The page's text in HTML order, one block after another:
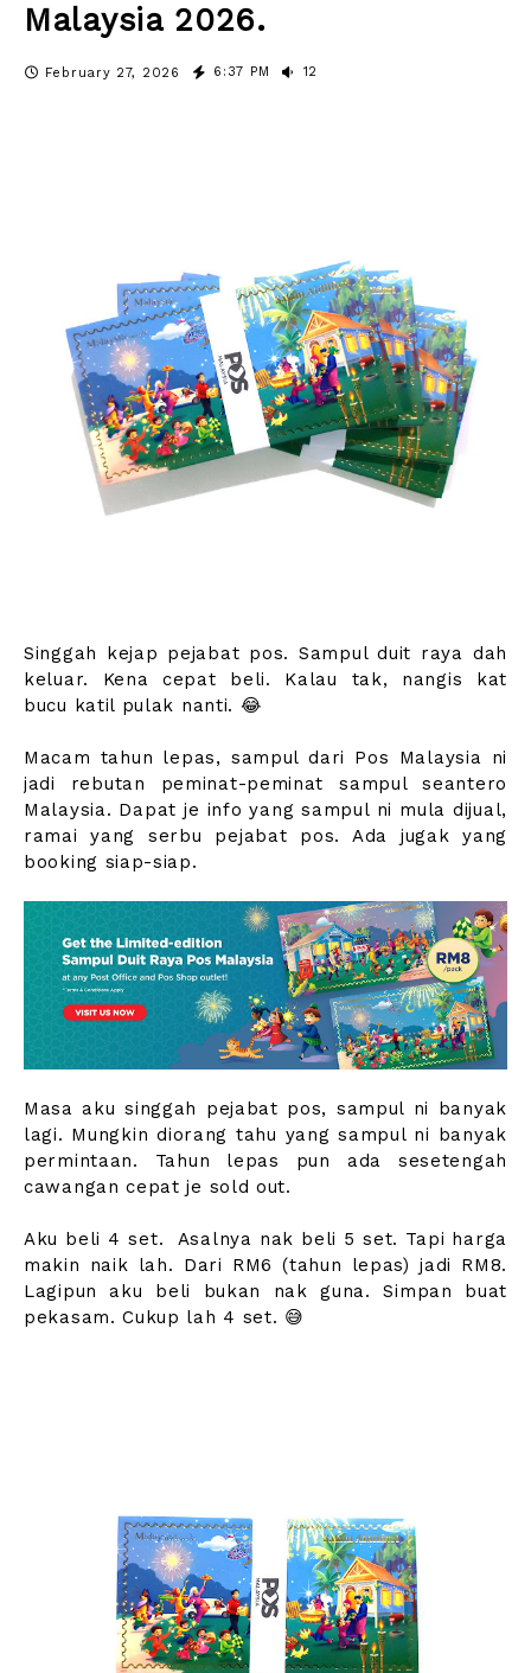
Malaysia 2026.
February 27, 2026 6:37 PM 12
Singgah kejap pejabat pos. Sampul duit raya dah
keluar. Kena cepat beli. Kalau tak, nangis kat
bucu katil pulak nanti. 😂
Macam tahun lepas, sampul dari Pos Malaysia ni
jadi rebutan peminat-peminat sampul seantero
Malaysia. Dapat je info yang sampul ni mula dijual,
ramai yang serbu pejabat pos. Ada jugak yang
booking siap-siap.
Masa aku singgah pejabat pos, sampul ni banyak
lagi. Mungkin diorang tahu yang sampul ni banyak
permintaan. Tahun lepas pun ada sesetengah
cawangan cepat je sold out.
Aku beli 4 set. Asalnya nak beli 5 set. Tapi harga
makin naik lah. Dari RM6 (tahun lepas) jadi RM8.
Lagipun aku beli bukan nak guna. Simpan buat
pekasam. Cukup lah 4 set. 😅